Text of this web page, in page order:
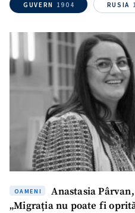
GUVERN 1904 RUSIA
OAMENI
Anastasia
„Migrația nu poate fi
ȘTIREA MEA
+ Adaugă titlu
Fotografie
+ Încarcă imagine
Link media+ Link media
Mesajul știrei
+ Mesajul știrei